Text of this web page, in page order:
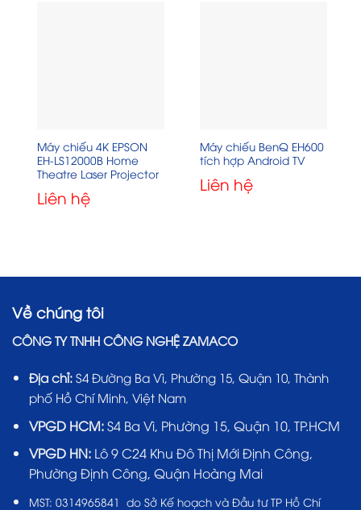
Máy chiếu 4K EPSON
EH-LS12000B Home
Theatre Laser Projector
Liên hệ
Máy chiếu BenQ EH600
tích hợp Android TV
Liên hệ
Về chúng tôi
CÔNG TY TNHH CÔNG NGHỆ ZAMACO
Địa chỉ: S4 Đường Ba Vì, Phường 15, Quận 10, Thành
phố Hồ Chí Minh, Việt Nam
VPGD HCM:S4 Ba Vì, Phường 15, Quận 10, TP.HCM
VPGD HN:Lô 9 C24 Khu Đô Thị Mới Định Công,
Phường Định Công, Quận Hoàng Mai
MST: 0314965841 do Sở Kế hoạch và Đầu tư TP Hồ Chí